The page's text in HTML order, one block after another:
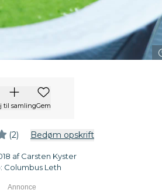
til samlingGem
(2) Bedøm opskrift
af Carsten Kyster
Columbus Leth